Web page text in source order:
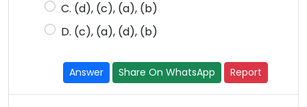
C. (d), (c), (a), (b)
D. (c), (a), (d), (b)
Answer Share On WhatsApp Report